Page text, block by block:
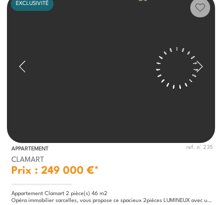
EXCLUSIVITÉ
APPARTEMENT ref. n° 235
CLAMART
Prix : 249 000 €*
Appartement Clamart 2 pièce(s) 46 m2
Opéra immobilier sarcelles, vous propose ce spacieux 2pièces LUMINEUX avec une vue dégagée, d'une surface de 45,62...